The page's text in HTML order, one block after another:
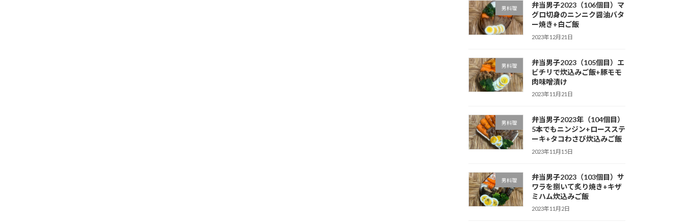
男料理
弁当男子2023（106個目）マ
グロ切身のニンニク醤油バタ
ー焼き+白ご飯
2023年12月21日
男料理
弁当男子2023（105個目）エ
ビチリで炊込みご飯+豚モモ
肉味噌漬け
2023年11月21日
男料理
弁当男子2023年（104個目）
5本でもニンジン+ロースステ
ーキ+タコわさび炊込みご飯
2023年11月15日
男料理
弁当男子2023（103個目）サ
ワラを捌いて炙り焼き+キザ
ミハム炊込みご飯
2023年11月2日